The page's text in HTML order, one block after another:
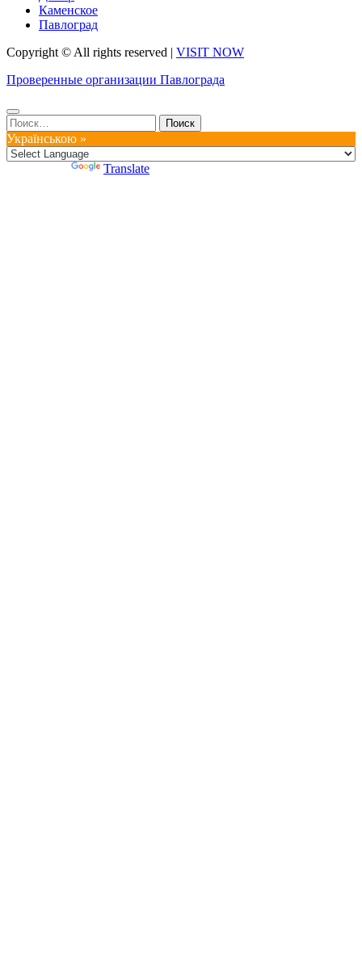
Каменское
Павлоград
Copyright © All rights reserved | VISIT NOW
Проверенные организации Павлограда
Найти:
Українською »
Translate